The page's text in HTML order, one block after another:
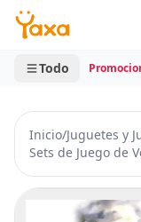
MINI CARRITO
0 productos
Todo
Inicio/Juguetes y
Sets de Juego de